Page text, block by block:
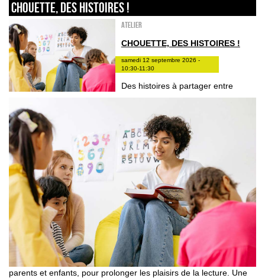
Chouette, des histoires !
Atelier
CHOUETTE, DES HISTOIRES !
samedi 12 septembre 2026 -
10:30-11:30
Des histoires à partager entre
parents et enfants, pour prolonger les plaisirs de la lecture. Une